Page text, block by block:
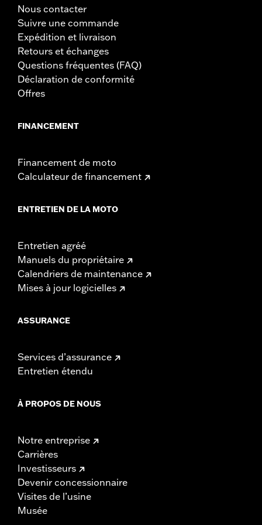
Nous contacter
Suivre une commande
Expédition et livraison
Retours et échanges
Questions fréquentes (FAQ)
Déclaration de conformité
Offres
FINANCEMENT
Financement de moto
Calculateur de financement
ENTRETIEN DE LA MOTO
Entretien agréé
Manuels du propriétaire
Calendriers de maintenance
Mises à jour logicielles
ASSURANCE
Services d’assurance
Entretien étendu
À PROPOS DE NOUS
Notre entreprise
Carrières
Investisseurs
Devenir concessionnaire
Visites de l’usine
Musée